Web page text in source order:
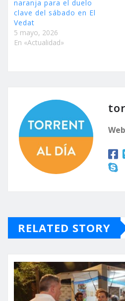
naranja para el duelo
clave del sábado en El
Vedat
5 mayo, 2026
En «Actualidad»
RELATED STORY